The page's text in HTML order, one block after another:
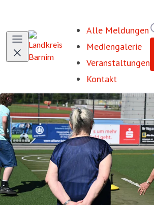
Alle Meldungen
Mediengalerie
Veranstaltungen
Kontakt